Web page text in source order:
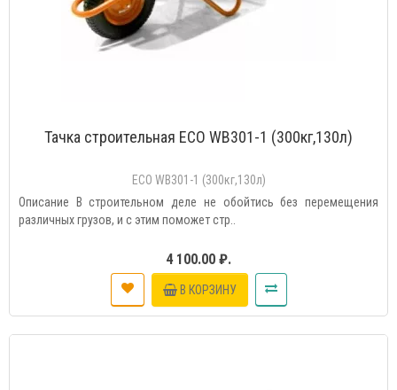
Тачка строительная ECO WB301-1 (300кг,130л)
ECO WB301-1 (300кг,130л)
Описание В строительном деле не обойтись без перемещения
различных грузов, и с этим поможет стр..
4 100.00 ₽.
В КОРЗИНУ